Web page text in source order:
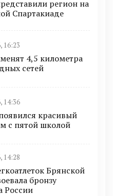
регион на
Спартакиаде
16:23
4,5 километра
сетей
14:36
красивый
с пятой школой
14:28
Брянской
бронзу
России